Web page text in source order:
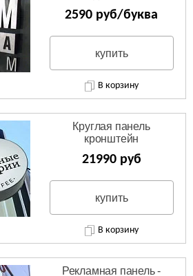
из нержавейки.
2590 руб/буква
купить
В корзину
Круглая панель
кронштейн
(Двухсторонняя вывеска)
21990 руб
купить
В корзину
Рекламная панель -